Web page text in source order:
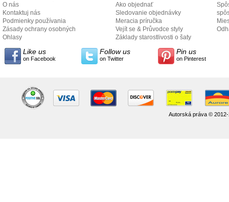
O nás
Kontaktuj nás
Podmienky používania
Zásady ochrany osobných
údajov
Ohlasy
Ako objednať
Sledovanie objednávky
Meracia príručka
Vejít se & Průvodce styly
Základy starostlivosti o šaty
Like us
on Facebook
Follow us
on Twitter
Pin us
on Pinterest
Autorská práva ©